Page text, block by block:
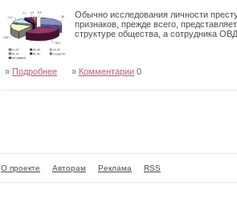
Обычно исследования личности
признаков, прежде всего,
структуре общества, а сотрудника
» Подробнее » Комментарии 0
О проекте Авторам Реклама RSS